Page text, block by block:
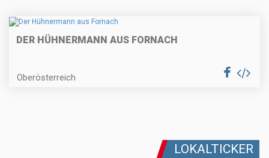
DER HÜHNERMANN AUS FORNACH
Oberösterreich
LOKALTICKER